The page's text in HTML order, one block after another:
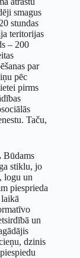
smagus
stundas
teritorijas
– 200
par
pēc
pirms
Taču,
Būdams
stiklu, jo
logu un
piesprieda
un
dzinis